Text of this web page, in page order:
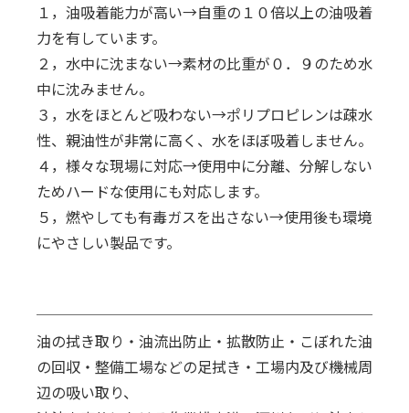
１，油吸着能力が高い→自重の１０倍以上の油吸着
力を有しています。
２，水中に沈まない→素材の比重が０．９のため水
中に沈みません。
３，水をほとんど吸わない→ポリプロピレンは疎水
性、親油性が非常に高く、水をほぼ吸着しません。
４，様々な現場に対応→使用中に分離、分解しない
ためハードな使用にも対応します。
５，燃やしても有毒ガスを出さない→使用後も環境
にやさしい製品です。
油の拭き取り・油流出防止・拡散防止・こぼれた油
の回収・ 整備工場などの足拭き・ 工場内及び機械周
辺の吸い取り、